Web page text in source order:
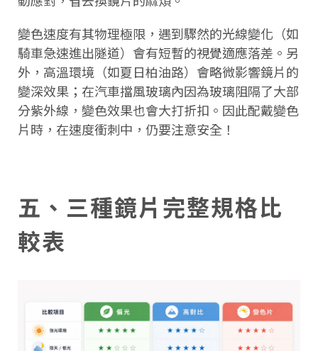
變色速度有其物理極限，遇到驟然的光線變化（如
騎車急速進出隧道）會有短暫的視覺適應落差。另
外，高溫環境（如夏日柏油路）會略微影響鏡片的
變深效果；在汽車擋風玻璃內因為玻璃阻隔了大部
分紫外線，變色效果也會大打折扣。因此配戴變色
片時，在速度衝刺中，仍要注意安全！
五、三種鏡片完整規格比
較表